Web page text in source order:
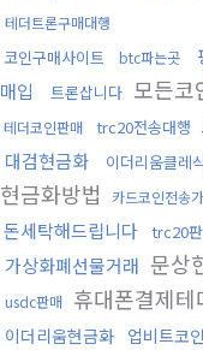
테더트론구매대행
코인구매사이트 btc파는곳
매입
트론삽니다 모든코
테더코인판매 trc20전송대행
대검현금화 이더리움클레
현금화방법
카드코인전송
돈세탁해드립니다 trc20
가상화폐선물거래 문상
usdc판매 휴대폰결제테
이더리움현금화 업비트코